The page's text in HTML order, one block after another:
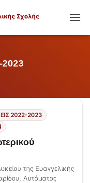
Σχολής
2023
2022-2023
της Ευαγγελικής
Αυτόματος